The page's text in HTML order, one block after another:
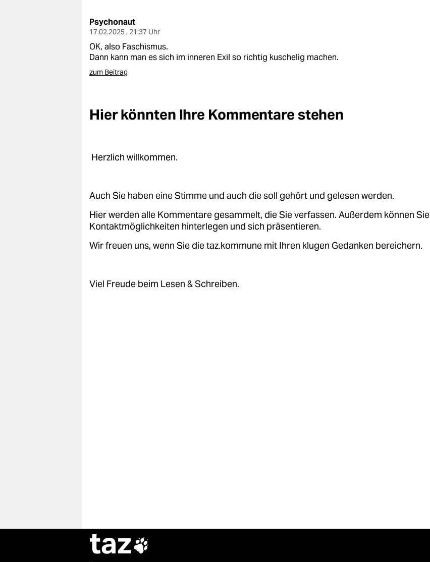
nord
wahrheit
verlag
veranstaltungen
genossenschaft
epaper login
Psychonaut
17.02.2025 , 21:37 Uhr
OK, also Faschismus.
Dann kann man es sich im inneren Exil so richtig kuschelig machen.
zum Beitrag
Hier könnten Ihre Kommentare stehen
Herzlich willkommen.
Auch Sie haben eine Stimme und auch die soll gehört und gelesen werden.
Hier werden alle Kommentare gesammelt, die Sie verfassen. Außerdem können Sie
Kontaktmöglichkeiten hinterlegen und sich präsentieren.
Wir freuen uns, wenn Sie die taz.kommune mit Ihren klugen Gedanken bereichern.
Viel Freude beim Lesen & Schreiben.
taz